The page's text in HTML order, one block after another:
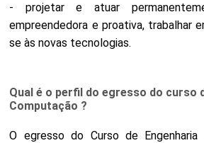
- projetar e atuar
empreendedora e proativa, trabalhar
se às novas tecnologias.
Qual é o perfil do egresso do curso
Computação ?
O egresso do Curso de Engenharia